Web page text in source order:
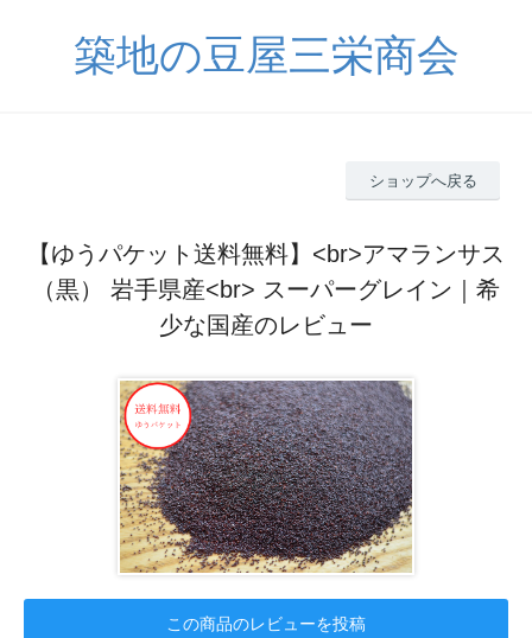
築地の豆屋三栄商会
ショップへ戻る
【ゆうパケット送料無料】<br>アマランサス
（黒） 岩手県産<br> スーパーグレイン｜希
少な国産のレビュー
この商品のレビューを投稿